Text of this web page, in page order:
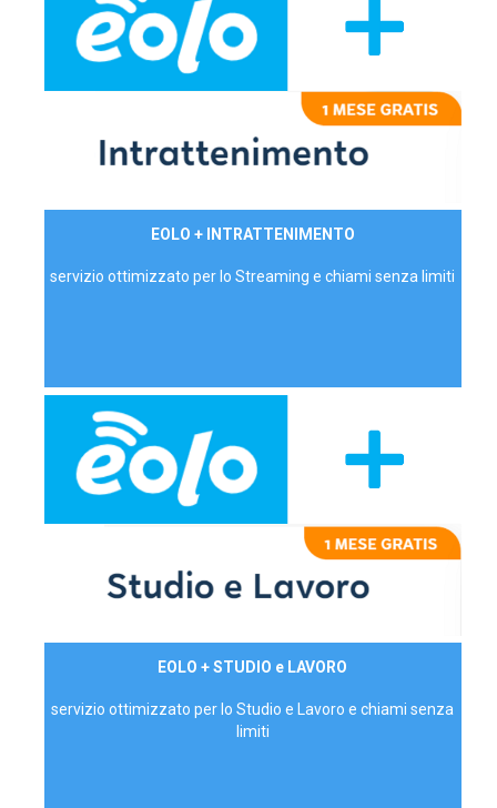
EOLO + INTRATTENIMENTO
servizio ottimizzato per lo Streaming e chiami senza limiti
EOLO + STUDIO e LAVORO
servizio ottimizzato per lo Studio e Lavoro e chiami senza
limiti